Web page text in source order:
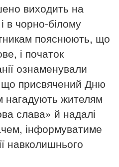
виходить на
в чорно-білому
пояснюють, що
і початок
ознаменували
присвячений Дню
жителям
слава» й надалі
інформуватиме
навколишнього